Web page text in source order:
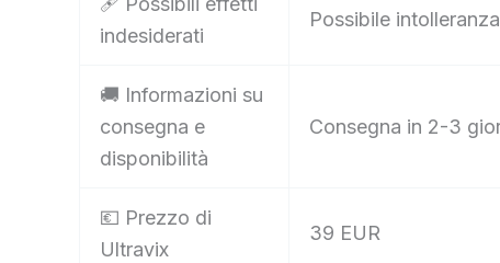
indesiderati
Possibile
🚚 Informazioni su
consegna e
disponibilità
Consegna in 2-3
💶 Prezzo di
Ultravix
39 EUR